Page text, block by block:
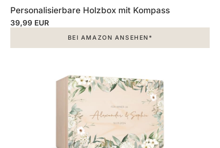
Personalisierbare Holzbox mit Kompass
39,99 EUR
BEI AMAZON ANSEHEN*